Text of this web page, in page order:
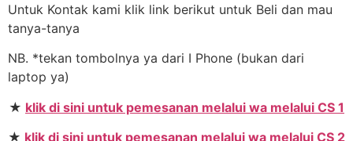
Untuk Kontak kami klik link berikut untuk Beli dan mau
tanya-tanya
NB. *tekan tombolnya ya dari I Phone (bukan dari
laptop ya)
★ klik di sini untuk pemesanan melalui wa melalui CS 1
★ klik di sini untuk pemesanan melalui wa melalui CS 2